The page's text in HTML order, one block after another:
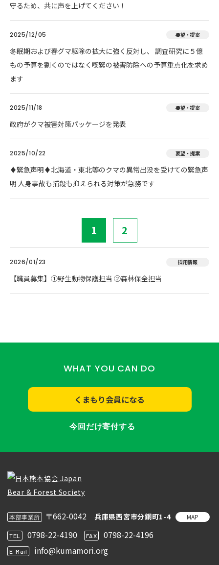
守るため、共に声を上げてください！
2025/12/05 要望・提案
冬眠期および春グマ駆除の拡大に強く反対し、 調査研究に５億
もの予算を割くのではなく喫緊の被害防除への予算重点化を求め
ます
2025/11/18 要望・提案
政府がクマ被害対策パッケージを発表
2025/10/22 要望・提案
♦️緊急声明♦️北海道・東北等のクマの異常出没を受けての緊急声
明 人身事故も捕殺も抑えられる対策が急務です
1 2
2026/01/23 採用情報
【職員募集】①野生動物保護担当 ②森林保全担当
WHAT YOU CAN DO
くまもり会員になる
今回だけ寄付する
本部事業所 〒662-0042 兵庫県西宮市分銅町1-4 MAP
TEL 0798-22-4190 FAX 0798-22-4196
E-Mail info@kumamori.org